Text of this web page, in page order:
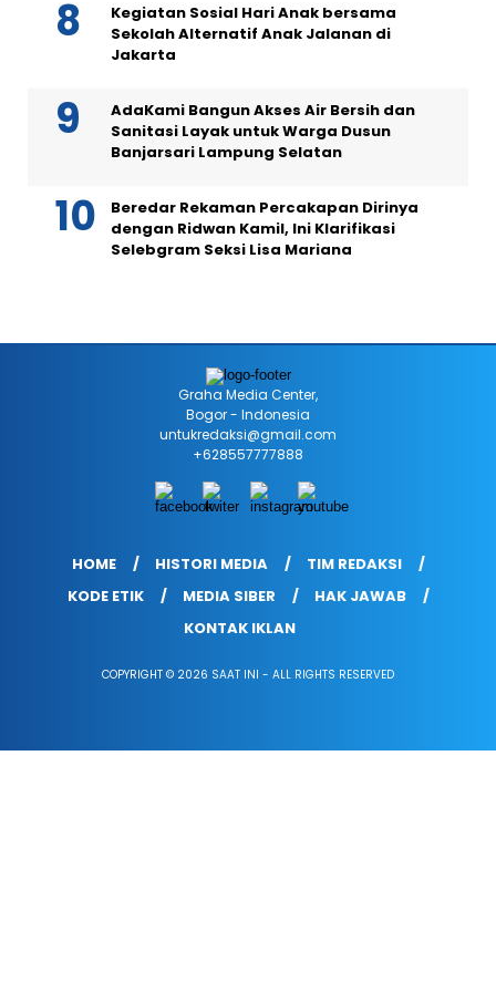
Kegiatan Sosial Hari Anak bersama
Sekolah Alternatif Anak Jalanan di
Jakarta
AdaKami Bangun Akses Air Bersih dan
Sanitasi Layak untuk Warga Dusun
Banjarsari Lampung Selatan
Beredar Rekaman Percakapan Dirinya
dengan Ridwan Kamil, Ini Klarifikasi
Selebgram Seksi Lisa Mariana
Graha Media Center,
Bogor - Indonesia
untukredaksi@gmail.com
+628557777888
HOME HISTORI MEDIA
TIM REDAKSI
KODE ETIK
MEDIA SIBER
HAK JAWAB
KONTAK IKLAN
COPYRIGHT © 2026 SAAT INI - ALL RIGHTS RESERVED